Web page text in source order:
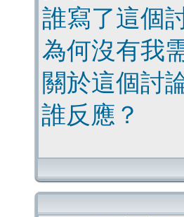
誰寫了這個
為何沒有我
關於這個討
誰反應？